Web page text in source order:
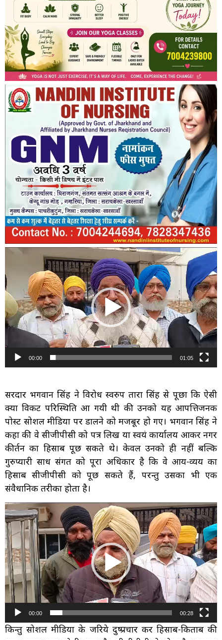
Video
00:00 01:05
सरदार भगवान सिंह ने विरोध स्वरुप तारा सिंह से पूछा कि ऐसी
क्या विकट परिस्थिति आ गयी थी की उनको यह आपत्तिजनक
पोस्ट सोशल मीडिया पर डालने को मजबूर हो गए। भगवान सिंह ने
कहा की वे सीजीपीसी को पत्र लिख या स्वयं कार्यालय आकर नगर
कीर्तन का हिसाब पूछ सकते थे। केवल उनको ही नहीं बल्कि
गुरुप्यारी साध संगत को पूरा अधिकार है कि वे आय-व्यय का
हिसाब सीजीपीसी को पूछ सकते हैं, परन्तु उसका भी एक
संवैधानिक तरीका होता है।
Video
Player
00:00 00:28
किन्तु सोशल मीडिया के जरिये दुष्प्रचार कर हिसाब-किताब की